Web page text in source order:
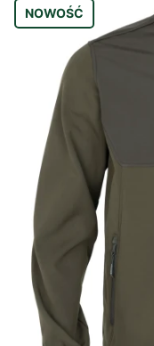
NOWOŚĆ